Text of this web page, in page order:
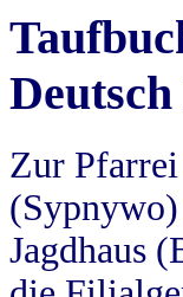
Zur
Jagdhaus